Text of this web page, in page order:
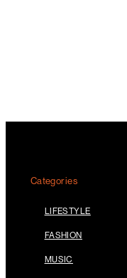
Categories
LIFESTYLE
FASHION
MUSIC